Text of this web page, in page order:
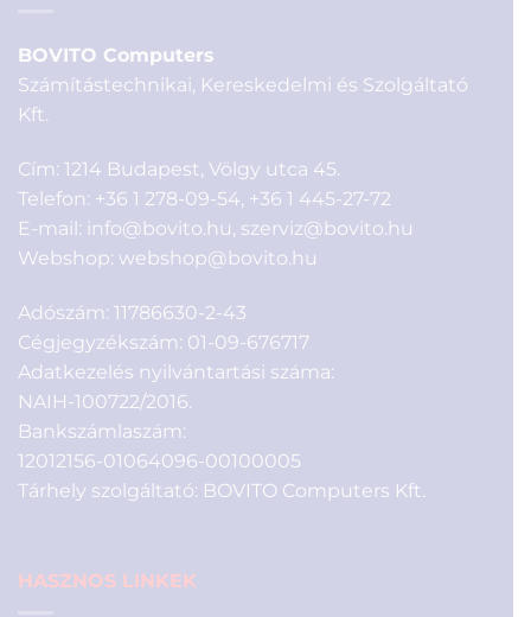
BOVITO Computers
Számítástechnikai, Kereskedelmi és Szolgáltató
Kft.
Cím: 1214 Budapest, Völgy utca 45.
Telefon: +36 1 278-09-54, +36 1 445-27-72
E-mail: info@bovito.hu, szerviz@bovito.hu
Webshop: webshop@bovito.hu
Adószám: 11786630-2-43
Cégjegyzékszám: 01-09-676717
Adatkezelés nyilvántartási száma:
NAIH-100722/2016.
Bankszámlaszám:
12012156-01064096-00100005
Tárhely szolgáltató: BOVITO Computers Kft.
HASZNOS LINKEK